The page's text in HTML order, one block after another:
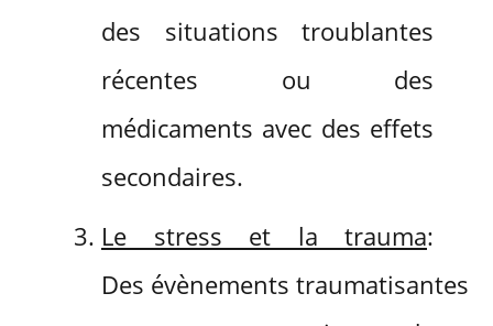
des situations troublantes
récentes ou des
médicaments avec des effets
secondaires.
Le stress et la trauma:
Des évènements traumatisantes